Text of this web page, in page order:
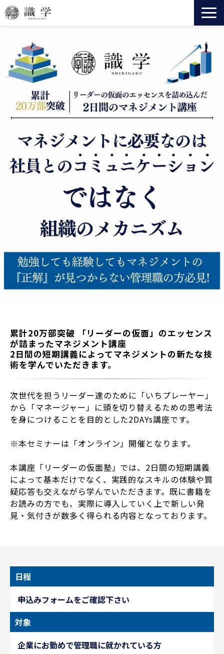
事業一覧
法人向けサービス
セミナー
ニュース
役員紹介
累計20万部突破 「リーダーの仮面」のエッセンス
が詰まったマネジメント講座
2日間の短期講義によってマネジメントの新たな技
術を学んでいただきます。
次世代を担うリーダー達のために「いちプレーヤー」
から「マネージャー」に頭を切り替えるための思考法
を身につけることを目的とした2DAYs講座です。
※本セミナーは「オンライン」開催となります。
本講座「リーダーの仮面塾」では、2日間の短期講義
によって基本だけでなく、実践的なスキルの体験や質
疑応答も交えながら学んでいただきます。既に書籍を
お読みの方でも、実際に導入していく上で新しい発
見・気付きが数多く得られる内容となっております。
日程
申込みフォームをご確認下さい
対象
企業にお勤めで管理職に就かれている方